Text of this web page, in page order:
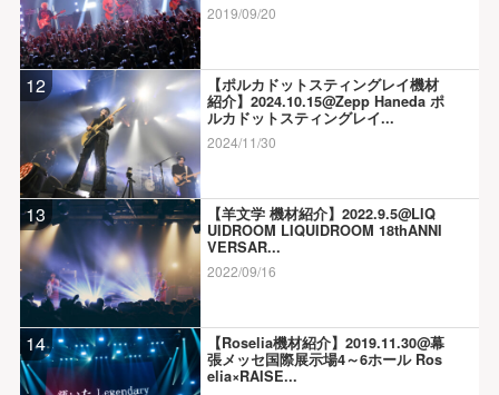
2019/09/20
12
【ポルカドットスティングレイ機材
紹介】2024.10.15@Zepp Haneda ポ
ルカドットスティングレイ...
2024/11/30
13
【羊文学 機材紹介】2022.9.5@LIQ
UIDROOM LIQUIDROOM 18thANNI
VERSAR...
2022/09/16
14
【Roselia機材紹介】2019.11.30@幕
張メッセ国際展示場4～6ホール Ros
elia×RAISE...